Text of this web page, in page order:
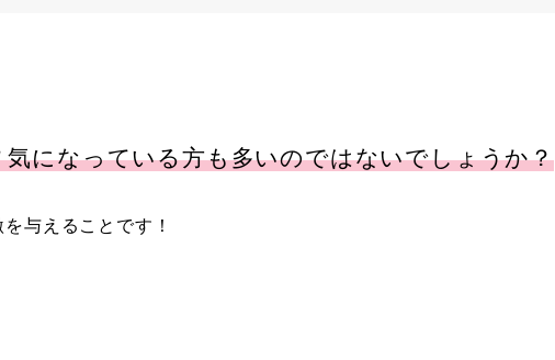
気になっている方も多いのではないでしょうか？
与えることです！